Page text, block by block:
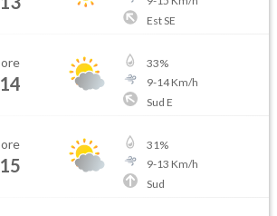
Est SE
ore
14
33%
9-14Km/h
Sud E
ore
15
31%
9-13 Km/h
Sud